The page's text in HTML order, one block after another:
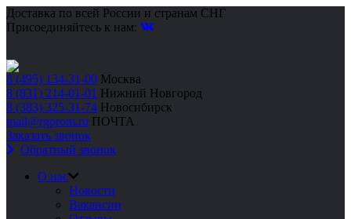
Доставка по всей России и странам СНГ
Присоединяйтесь к нам:
8 (495) 134-31-00 Москва
8 (831) 214-01-01 Нижний Новгород
8 (383) 325-31-74 Новосибирск
mail@rgprom.ru ПОЧТА
Заказать звонок
Обратный звонок
О нас
Новости
Вакансии